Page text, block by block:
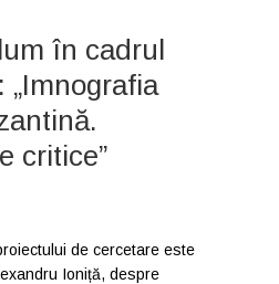
în cadrul
„Imnografia
critice”
de cercetare este
Ioniță, despre